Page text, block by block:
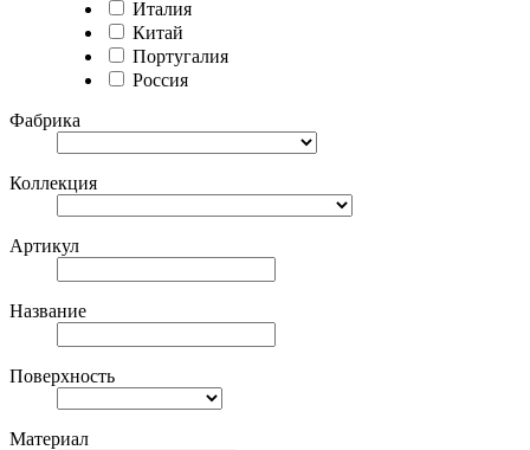
Италия
Китай
Португалия
Россия
Фабрика
Коллекция
Артикул
Название
Поверхность
Материал